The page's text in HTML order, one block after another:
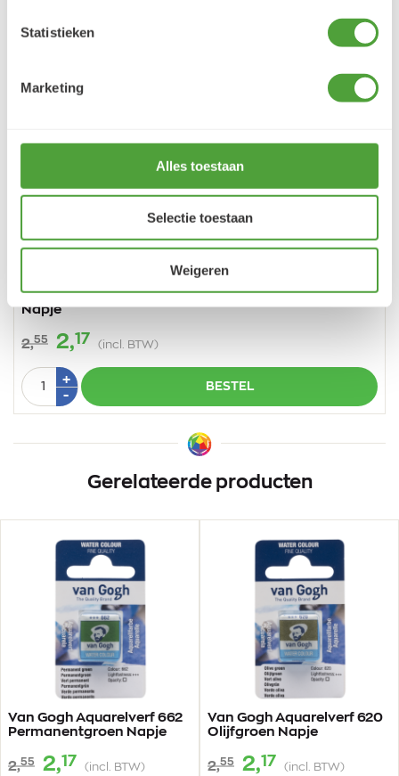
Statistieken
Marketing
Alles toestaan
Selectie toestaan
Weigeren
Van Gogh Aquarelverf 567 Permanentroodviolet
Napje
2,55 2,17 (incl. BTW)
Aantal
+Plus
-Min
1
BESTEL
Gerelateerde producten
Van Gogh Aquarelverf 662
Permanentgroen Napje
2,55 2,17 (incl. BTW)
Van Gogh Aquarelverf 620
Olijfgroen Napje
2,55 2,17 (incl. BTW)